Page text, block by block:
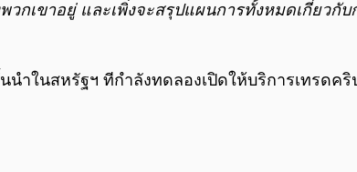
วกเขาอยู่ และเพิ่งจะสรุปแผนการทั้งหมดเกี่ยวกั
นำในสหรัฐฯ ทีกำลังทดลองเปิดให้บริการเทรด